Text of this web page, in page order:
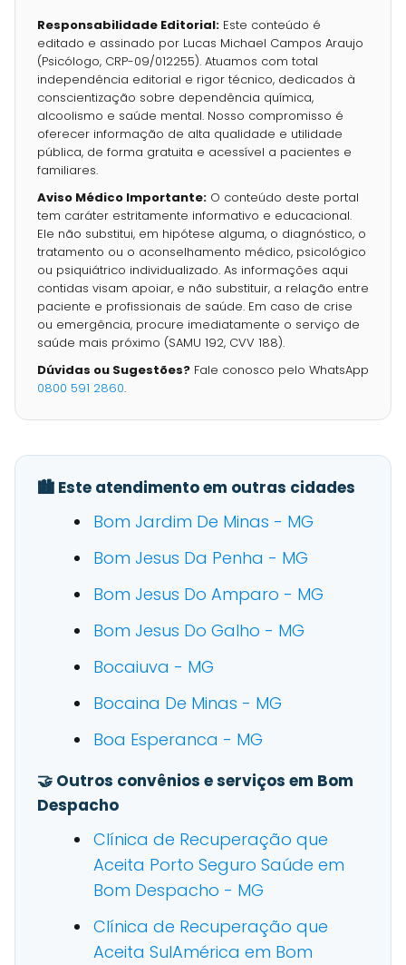
Responsabilidade Editorial: Este conteúdo é
editado e assinado por Lucas Michael Campos Araujo
(Psicólogo, CRP-09/012255). Atuamos com total
independência editorial e rigor técnico, dedicados à
conscientização sobre dependência química,
alcoolismo e saúde mental. Nosso compromisso é
oferecer informação de alta qualidade e utilidade
pública, de forma gratuita e acessível a pacientes e
familiares.
Aviso Médico Importante: O conteúdo deste portal
tem caráter estritamente informativo e educacional.
Ele não substitui, em hipótese alguma, o diagnóstico, o
tratamento ou o aconselhamento médico, psicológico
ou psiquiátrico individualizado. As informações aqui
contidas visam apoiar, e não substituir, a relação entre
paciente e profissionais de saúde. Em caso de crise
ou emergência, procure imediatamente o serviço de
saúde mais próximo (SAMU 192, CVV 188).
Dúvidas ou Sugestões? Fale conosco pelo WhatsApp
0800 591 2860.
🏙️ Este atendimento em outras cidades
Bom Jardim De Minas - MG
Bom Jesus Da Penha - MG
Bom Jesus Do Amparo - MG
Bom Jesus Do Galho - MG
Bocaiuva - MG
Bocaina De Minas - MG
Boa Esperanca - MG
🤝 Outros convênios e serviços em Bom
Despacho
Clínica de Recuperação que
Aceita Porto Seguro Saúde em
Bom Despacho - MG
Clínica de Recuperação que
Aceita SulAmérica em Bom